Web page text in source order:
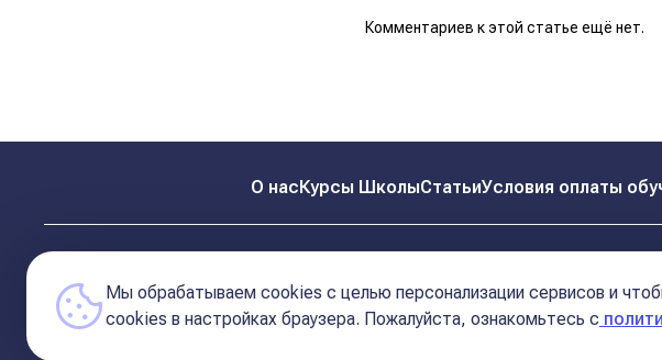
Комментариев к этой статье ещё нет.
О насКурсы ШколыСтатьиУсловия оплаты
11-ый Дом© 2026 Школа Астрологии
Мы обрабатываем cookies с целью персонализации сервисов и
сookies в настройках браузера. Пожалуйста, ознакомьтесь с